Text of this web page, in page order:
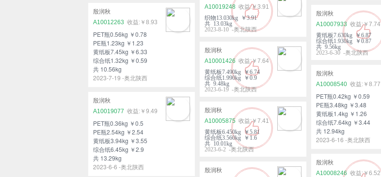
A10019248
￥3.91
织物13.030kg ￥3.91
共 13.03kg
2023-8-10 -奥北陕西
殷润秋
A10012263
￥8.93
PET瓶0.56kg ￥0.78
PE瓶1.23kg ￥1.23
黄纸板7.45kg ￥6.33
综合纸1.32kg ￥0.59
共 10.56kg
2023-7-19 -奥北陕西
殷润秋
A10007933
￥7.74
黄纸板7.630kg ￥6.87
综合纸1.930kg ￥0.87
共 9.56kg
2023-6-30 -奥北陕西
殷润秋
A10001426
￥7.64
黄纸板7.490kg ￥6.74
综合纸1.990kg ￥0.9
共 9.48kg
2023-6-19 -奥北陕西
殷润秋
A10008540
￥8.77
PET瓶0.42kg ￥0.59
PE瓶3.48kg ￥3.48
黄纸板1.4kg ￥1.26
综合纸7.64kg ￥3.44
共 12.94kg
2023-6-16 -奥北陕西
殷润秋
A10019077
￥9.49
PET瓶0.36kg ￥0.5
PE瓶2.54kg ￥2.54
黄纸板3.94kg ￥3.55
综合纸6.45kg ￥2.9
共 13.29kg
2023-6-6 -奥北陕西
殷润秋
A10005875
￥7.41
黄纸板6.450kg ￥5.81
综合纸3.560kg ￥1.6
共 10.01kg
2023-6-2 -奥北陕西
殷润秋
A10008246
￥6.52
殷润秋